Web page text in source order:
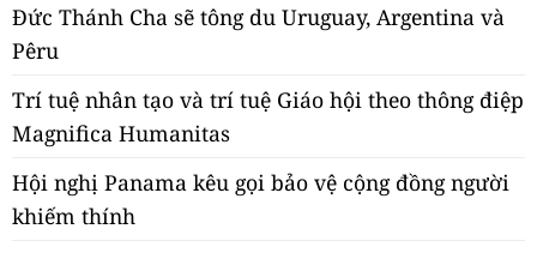
Đức Thánh Cha sẽ tông du Uruguay, Argentina và
Pêru
Trí tuệ nhân tạo và trí tuệ Giáo hội theo thông điệp
Magnifica Humanitas
Hội nghị Panama kêu gọi bảo vệ cộng đồng người
khiếm thính